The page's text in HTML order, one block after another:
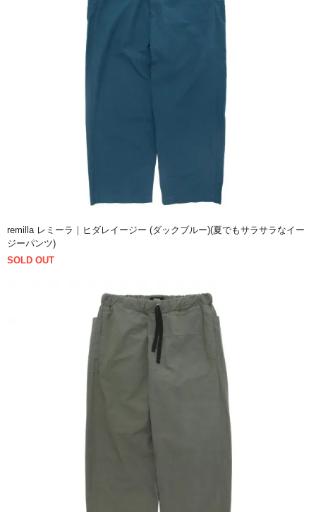
remilla レミーラ｜ヒダレイージー (ダックブルー)(夏でもサラサラなイー
ジーパンツ)
SOLD OUT